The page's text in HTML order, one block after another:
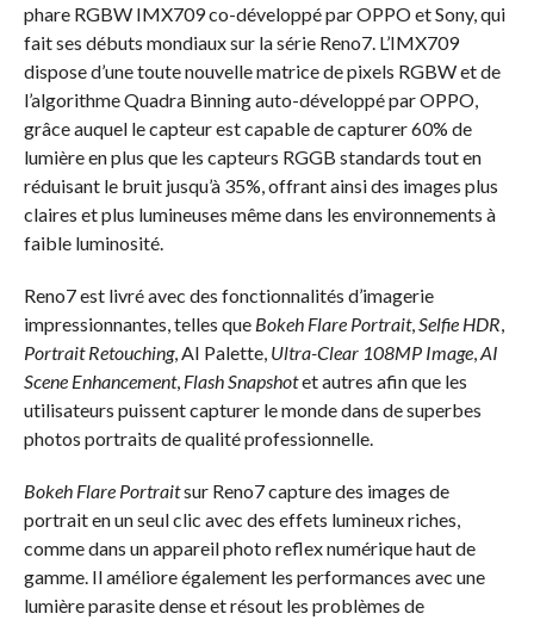
phare RGBW IMX709 co-développé par OPPO et Sony, qui
fait ses débuts mondiaux sur la série Reno7. L’IMX709
dispose d’une toute nouvelle matrice de pixels RGBW et de
l’algorithme Quadra Binning auto-développé par OPPO,
grâce auquel le capteur est capable de capturer 60% de
lumière en plus que les capteurs RGGB standards tout en
réduisant le bruit jusqu’à 35%, offrant ainsi des images plus
claires et plus lumineuses même dans les environnements à
faible luminosité.
Reno7 est livré avec des fonctionnalités d’imagerie
impressionnantes, telles que Bokeh Flare Portrait, Selfie HDR
Portrait Retouching, AI Palette, Ultra-Clear 108MP Image, AI
Scene Enhancement, Flash Snapshotet autres afin que les
utilisateurs puissent capturer le monde dans de superbes
photos portraits de qualité professionnelle.
Bokeh Flare Portraitsur Reno7 capture des images de
portrait en un seul clic avec des effets lumineux riches,
comme dans un appareil photo reflex numérique haut de
gamme. Il améliore également les performances avec une
lumière parasite dense et résout les problèmes de